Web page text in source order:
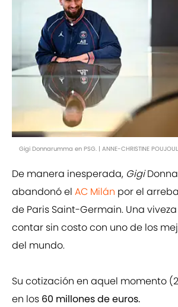
Gigi Donnarumma en PSG. | ANNE-CHRISTINE
De manera inesperada, Gigi
abandonó el AC Milán por el
de Paris Saint-Germain. Una
contar sin costo con uno de los
del mundo.
Su cotización en aquel momento
en los 60 millones de euros.